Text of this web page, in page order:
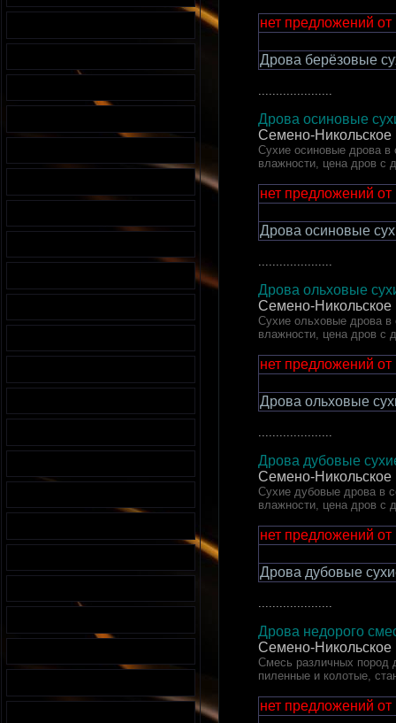
нет предложений
Дрова берёзовые
Дрова осиновые
Семено-Никольское
Сухие осиновые дрова в
влажности, цена дров с
нет предложений
Дрова осиновые
Дрова ольховые
Семено-Никольское
Сухие ольховые дрова в
влажности, цена дров с
нет предложений
Дрова ольховые
Дрова дубовые
Семено-Никольское
Сухие дубовые дрова в
влажности, цена дров с
нет предложений
Дрова дубовые
Дрова недорого
Семено-Никольское
Смесь различных пород
пиленные и колотые,
нет предложений